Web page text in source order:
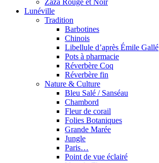
Lunéville
Tradition
Barbotines
Chinois
Libellule d’après Émile Gallé
Pots à pharmacie
Réverbère Coq
Réverbère fin
Nature & Culture
Bleu Salé / Sanséau
Chambord
Fleur de corail
Folies Botaniques
Grande Marée
Jungle
Paris…
Point de vue éclairé